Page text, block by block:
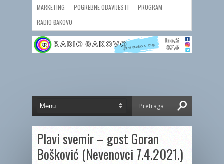
MARKETING POGREBNE OBAVIJESTI
PROGRAM
RADIO ĐAKOVO
Plavi svemir – gost Goran
Bošković (Nevenovci 7.4.2021.)